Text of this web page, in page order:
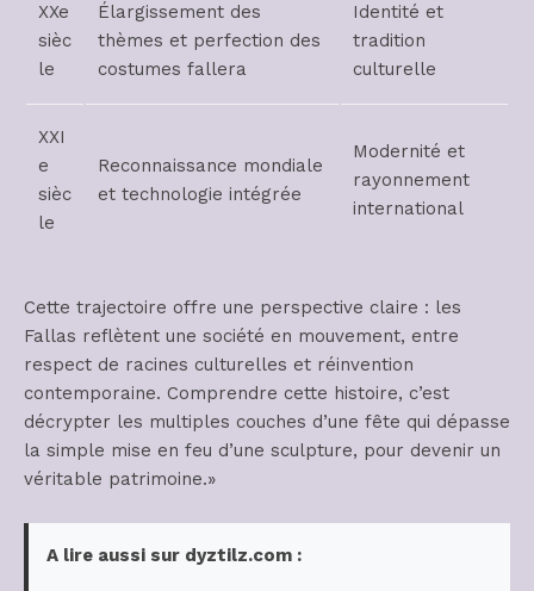
XXe
sièc
le
Élargissement des
thèmes et perfection des
costumes fallera
Identité et
tradition
culturelle
XXI
e
sièc
le
Reconnaissance mondiale
et technologie intégrée
Modernité et
rayonnement
international
Cette trajectoire offre une perspective claire : les
Fallas reflètent une société en mouvement, entre
respect de racines culturelles et réinvention
contemporaine. Comprendre cette histoire, c’est
décrypter les multiples couches d’une fête qui dépasse
la simple mise en feu d’une sculpture, pour devenir un
véritable patrimoine.»
A lire aussi sur dyztilz.com :